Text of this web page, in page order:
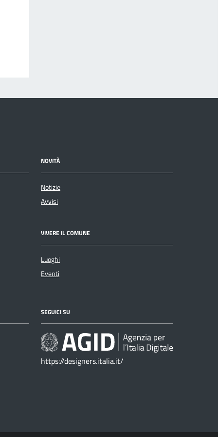
NOVITÀ
Notizie
Avvisi
VIVERE IL COMUNE
Luoghi
Eventi
SEGUICI SU
https://designers.italia.it/